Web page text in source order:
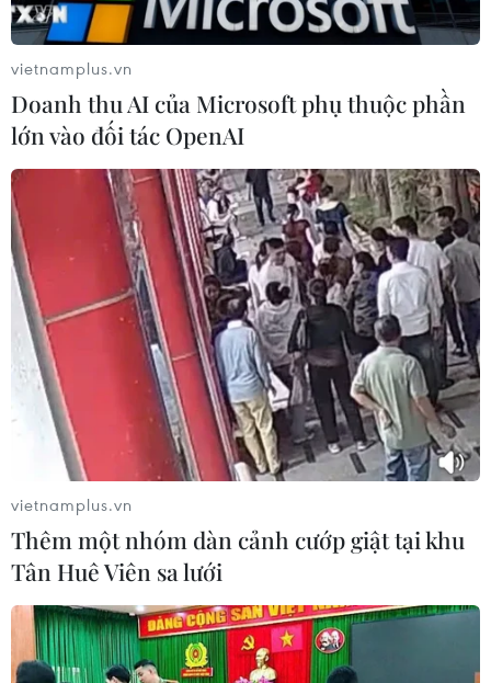
vietnamplus.vn
Doanh thu AI của Microsoft phụ thuộc phần
lớn vào đối tác OpenAI
vietnamplus.vn
Thêm một nhóm dàn cảnh cướp giật tại khu
Tân Huê Viên sa lưới